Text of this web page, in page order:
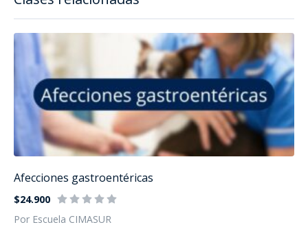
Afecciones gastroentéricas
$24.900
Por Escuela CIMASUR